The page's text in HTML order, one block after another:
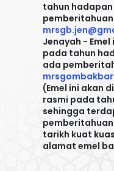
tahun
Jenayah -
pada tahun
ada
(Emel ini akan
rasmi pada
sehingga
tarikh kuat
alamat emel